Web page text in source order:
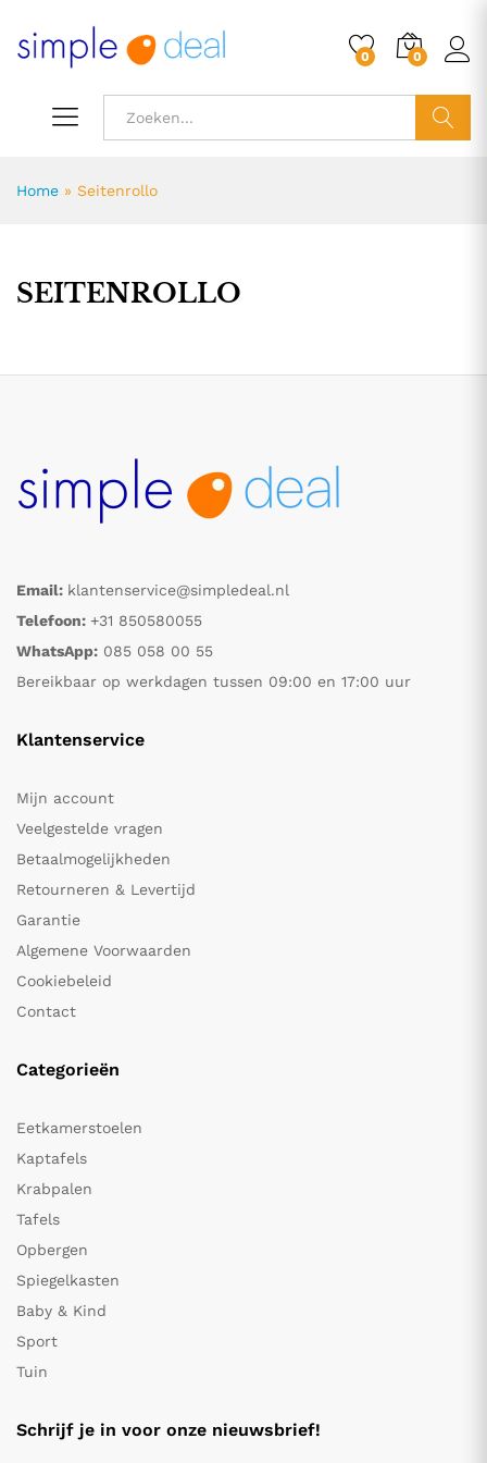
0 0
Home » Seitenrollo
SEITENROLLO
Email: klantenservice@simpledeal.nl
Telefoon: +31 850580055
WhatsApp: 085 058 00 55
Bereikbaar op werkdagen tussen 09:00 en 17:00 uur
Klantenservice
Mijn account
Veelgestelde vragen
Betaalmogelijkheden
Retourneren & Levertijd
Garantie
Algemene Voorwaarden
Cookiebeleid
Contact
Categorieën
Eetkamerstoelen
Kaptafels
Krabpalen
Tafels
Opbergen
Spiegelkasten
Baby & Kind
Sport
Tuin
Schrijf je in voor onze nieuwsbrief!